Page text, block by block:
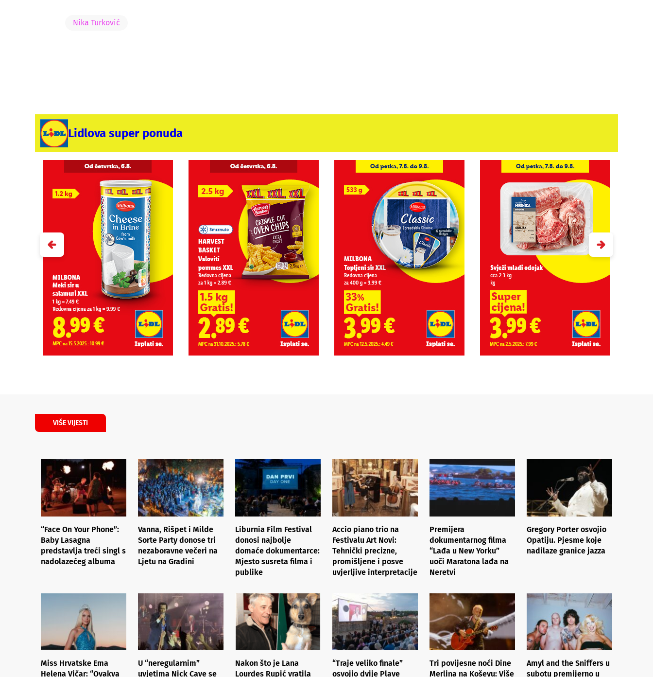
Nika Turković
Lidlova super ponuda
VIŠE VIJESTI
“Face On Your Phone”:
Baby Lasagna
predstavlja treći singl s
nadolazećeg albuma
Vanna, Rišpet i Milde
Sorte Party donose tri
nezaboravne večeri na
Ljetu na Gradini
Liburnia Film Festival
donosi najbolje
domaće dokumentarce:
Mjesto susreta filma i
publike
Accio piano trio na
Festivalu Art Novi:
Tehnički precizne,
promišljene i posve
uvjerljive interpretacije
Premijera
dokumentarnog filma
“Lađa u New Yorku”
uoči Maratona lađa na
Neretvi
Gregory Porter osvojio
Opatiju. Pjesme koje
nadilaze granice jazza
Miss Hrvatske Ema
Helena Vičar: “Ovakva
U “neregularnim”
uvjetima Nick Cave se
Nakon što je Lana
Lourdes Rupić vratila
“Traje veliko finale”
osvojio dvije Plave
Tri povijesne noći Dine
Merlina na Koševu: Više
Amyl and the Sniffers u
subotu premijerno u